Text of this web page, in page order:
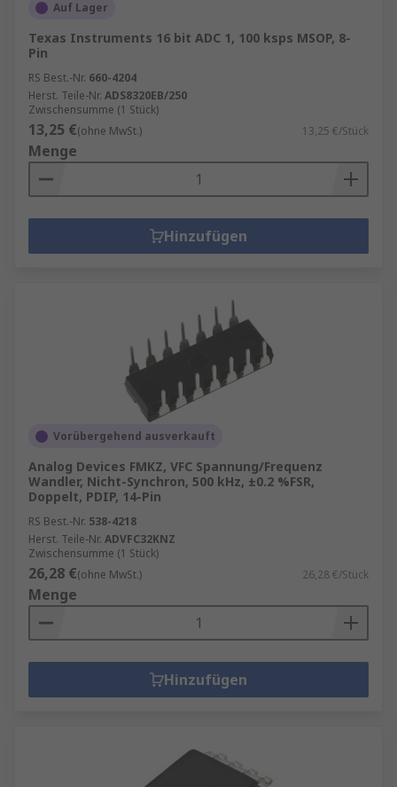
Auf Lager
Texas Instruments 16 bit ADC 1, 100 ksps MSOP, 8-
Pin
RS Best.-Nr. 660-4204
Herst. Teile-Nr. ADS8320EB/250
Zwischensumme (1 Stück)
13,25 €(ohne MwSt.) 13,25 €/Stück
Menge
Hinzufügen
Vorübergehend ausverkauft
Analog Devices FMKZ, VFC Spannung/Frequenz
Wandler, Nicht-Synchron, 500 kHz, ±0.2 %FSR,
Doppelt, PDIP, 14-Pin
RS Best.-Nr. 538-4218
Herst. Teile-Nr. ADVFC32KNZ
Zwischensumme (1 Stück)
26,28 €(ohne MwSt.) 26,28 €/Stück
Menge
Hinzufügen